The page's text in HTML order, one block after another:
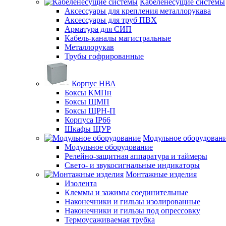
Аксессуары для крепления металлорукава
Аксессуары для труб ПВХ
Арматура для СИП
Кабель-каналы магистральные
Металлорукав
Трубы гофрированные
Корпус НВА
Боксы КМПн
Боксы ЩМП
Боксы ЩРН-П
Корпуса IP66
Шкафы ЩУР
Модульное
Модульное оборудование
Релейно-защитная аппаратура и таймеры
Свето- и звукосигнальные индикаторы
Монтажные изделия
Изолента
Клеммы и зажимы соединительные
Наконечники и гильзы изолированные
Наконечники и гильзы под опрессовку
Термоусаживаемая трубка